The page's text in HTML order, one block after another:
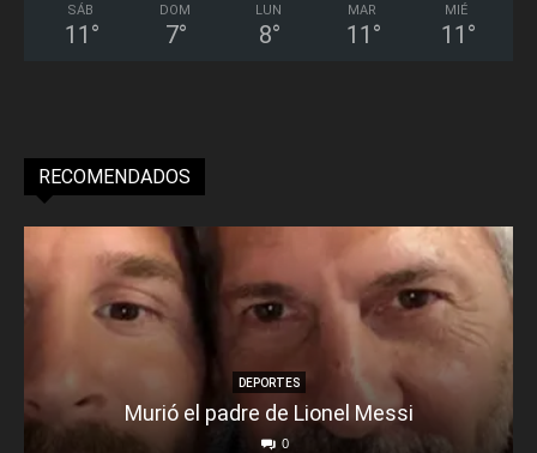
SÁB
11 °
DOM
7°
LUN
8°
MAR
11 °
MIÉ
11 °
RECOMENDADOS
DEPORTES
Murió el padre de Lionel Messi
0